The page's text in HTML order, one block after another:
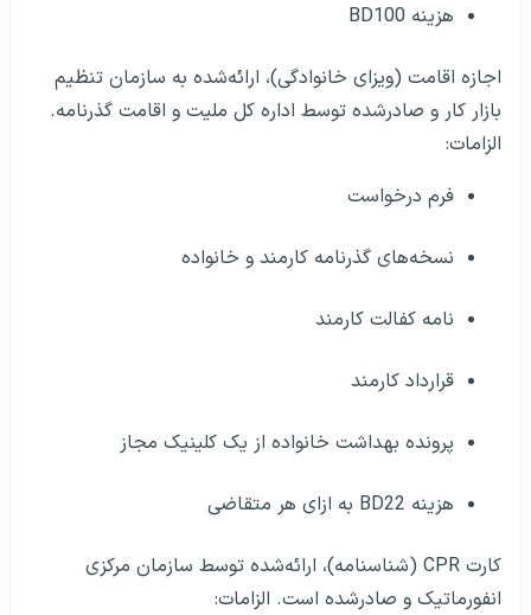
هزینه BD100
اجازه اقامت (ویزای خانوادگی)، ارائه‌شده به سازمان تنظیم
بازار کار و صادرشده توسط اداره کل ملیت و اقامت گذرنامه.
الزامات:
فرم درخواست
نسخه‌های گذرنامه کارمند و خانواده
نامه کفالت کارمند
قرارداد کارمند
پرونده بهداشت خانواده از یک کلینیک مجاز
هزینه BD22 به ازای هر متقاضی
کارت CPR (شناسنامه)، ارائه‌شده توسط سازمان مرکزی
انفورماتیک و صادرشده است. الزامات: